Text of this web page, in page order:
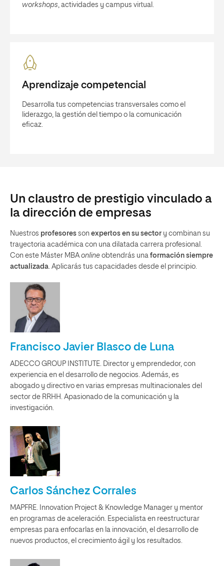
workshops, actividades y campus virtual.
Aprendizaje competencial
Desarrolla tus competencias transversales como el
liderazgo, la gestión del tiempo o la comunicación
eficaz.
Un claustro de prestigio vinculado a
la dirección de empresas
Nuestros profesores son expertos en su sector y combinan su
trayectoria académica con una dilatada carrera profesional.
Con este Máster MBAonline obtendrás una formación siempre
actualizada. Aplicarás tus capacidades desde el principio.
Francisco Javier Blasco de Luna
ADECCO GROUP INSTITUTE. Director y emprendedor, con
experiencia en el desarrollo de negocios. Además, es
abogado y directivo en varias empresas multinacionales del
sector de RRHH. Apasionado de la comunicación y la
investigación.
Carlos Sánchez Corrales
MAPFRE. Innovation Project & Knowledge Manager y mentor
en programas de aceleración. Especialista en reestructurar
empresas para enfocarlas en la innovación, el desarrollo de
nuevos productos, el crecimiento ágil y los resultados.